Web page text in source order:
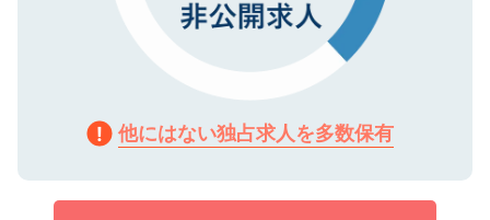
他にはない独占求人を多数保有